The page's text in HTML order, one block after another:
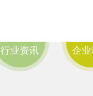
行业资讯 企